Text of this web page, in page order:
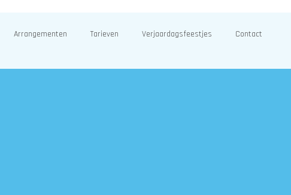
Arrangementen Tarieven Verjaardagsfeestjes Contact